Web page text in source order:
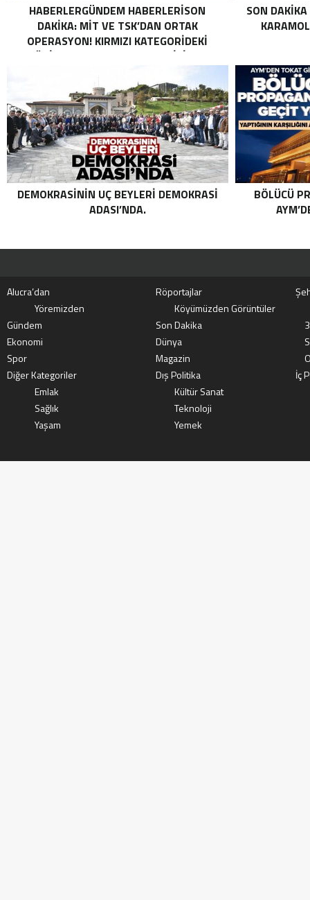
HABERLERGÜNDEM HABERLERISON
DAKIKA: MİT VE TSK’DAN ORTAK
OPERASYON! KIRMIZI KATEGORIDEKI
TERÖRIST NAZLI TAŞPINAR ETKISIZ HALE
ORTAK OPERASYON! KIRMIZI
KATEGORIDEKI TERÖRIST NAZLI
TAŞPINAR ETKISIZ HALE GETIRILDI .
SON
DEMOKRASININ UÇ BEYLERI DEMOKRASI
ADASI’NDA.
BÖLÜCÜ
Alucra’dan Röportajlar
Yöremizden
Köyümüzden Görüntüler
Gündem
Son Dakika
Ekonomi
Dünya
Spor
Magazin
Diğer Kategoriler
Dış Politika
İç
Emlak
Kültür Sanat
Sağlık
Teknoloji
Yaşam
Yemek